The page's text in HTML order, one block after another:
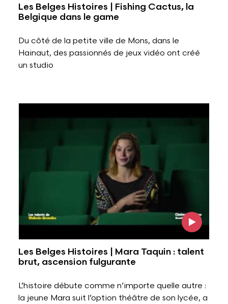
Les Belges Histoires | Fishing Cactus, la
Belgique dans le game
Du côté de la petite ville de Mons, dans le
Hainaut, des passionnés de jeux vidéo ont créé
un studio
Les Belges Histoires | Mara Taquin : talent
brut, ascension fulgurante
L’histoire débute comme n’importe quelle autre :
la jeune Mara suit l’option théâtre de son lycée, a